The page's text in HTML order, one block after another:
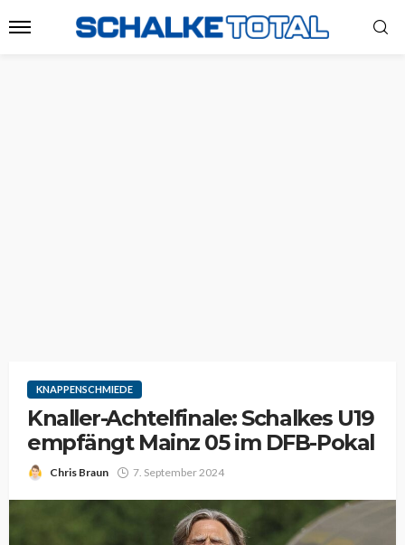
KNAPPENSCHMIEDE
Knaller-Achtelfinale: Schalkes U19
empfängt Mainz 05 im DFB-Pokal
Chris Braun 7. September 2024